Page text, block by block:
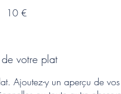
10 €
votre plat
Ajoutez-y un aperçu de vos